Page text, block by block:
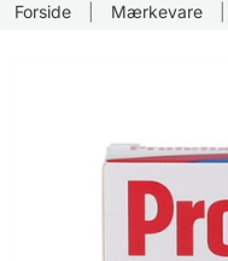
Forside Mærkevare